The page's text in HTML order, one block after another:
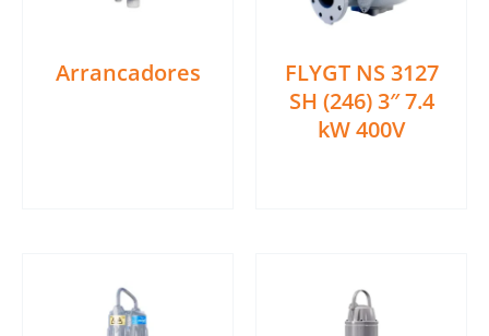
Arrancadores
FLYGT NS 3127
SH (246) 3″ 7.4
kW 400V